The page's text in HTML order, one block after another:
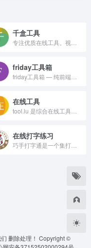
千盒工具
friday工具箱
在线工具
在线打字练习
删除处理！ Copyright ©